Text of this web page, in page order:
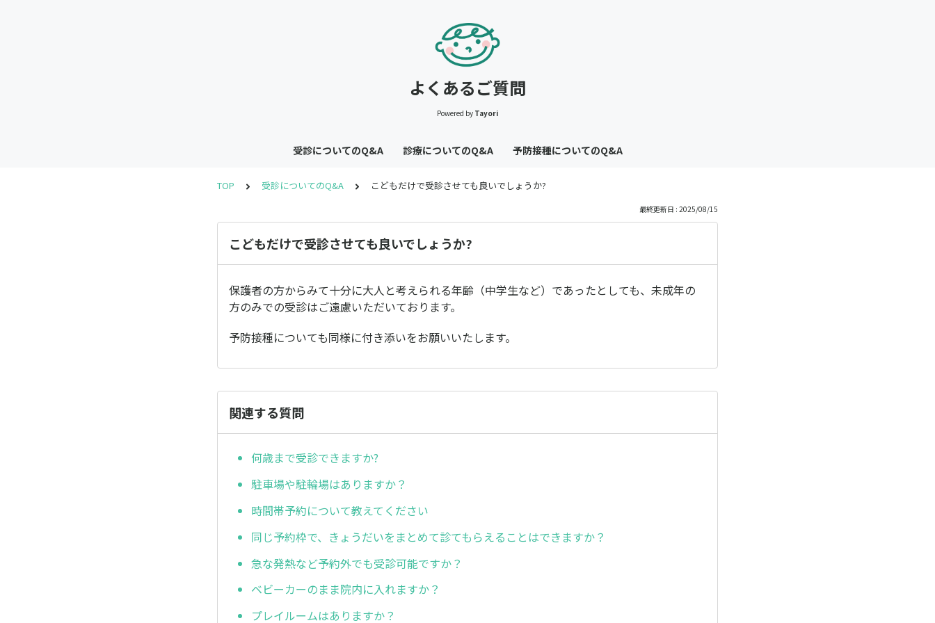
よくあるご質問
Powered by Tayori
受診についてのQ&A 診療についてのQ&A 予防接種についてのQ&A
TOP 受診についてのQ&A こどもだけで受診させても良いでしょうか?
最終更新日 : 2025/08/15
こどもだけで受診させても良いでしょうか?
保護者の方からみて十分に大人と考えられる年齢（中学生など）であったとしても、未成年の
方のみでの受診はご遠慮いただいております。
予防接種についても同様に付き添いをお願いいたします。
関連する質問
何歳まで受診できますか?
駐車場や駐輪場はありますか？
時間帯予約について教えてください
同じ予約枠で、きょうだいをまとめて診てもらえることはできますか？
急な発熱など予約外でも受診可能ですか？
ベビーカーのまま院内に入れますか？
プレイルームはありますか？